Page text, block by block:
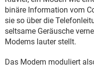
binäre Information vom
sie so über die
seltsame Geräusche
Modems lauter stellt.
Das Modem moduliert